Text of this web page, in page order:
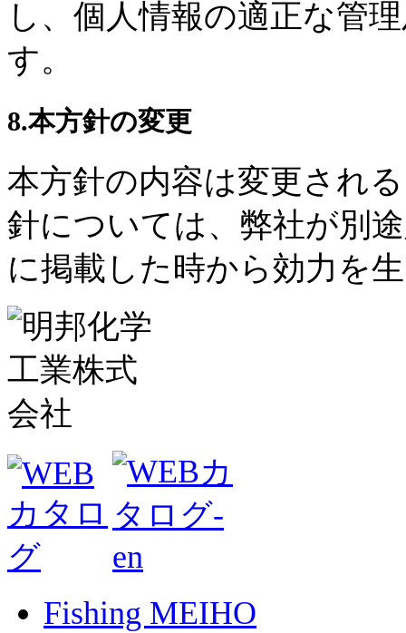
し、個人情報の適正な管
す。
8.本方針の変更
本方針の内容は変更され
針については、弊社が別
に掲載した時から効力を
Fishing MEIHO